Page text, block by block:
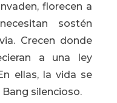
florecen a
sostén
Crecen donde
a una ley
ellas, la vida se
silencioso.